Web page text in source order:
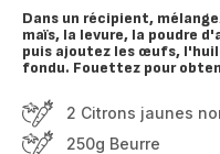
Dans un récipient,
maïs, la levure, la poudre
puis ajoutez les œufs,
fondu. Fouettez pour
2 Citrons jaunes
250g Beurre